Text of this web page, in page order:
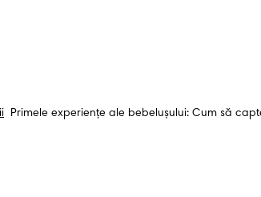
Primele experienţe ale bebelușului: Cum să